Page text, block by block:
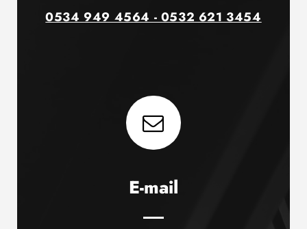
0534 949 4564 - 0532 621 3454
E-mail